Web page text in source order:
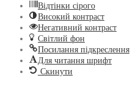
Відтінки сірого
Високий контраст
Негативний контраст
Світлий фон
Посилання підкреслення
Для читання шрифт
Скинути